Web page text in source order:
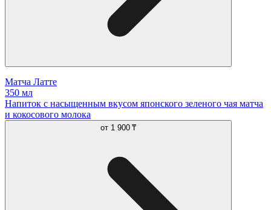
Матча Латте
350 мл
Напиток с насыщенным вкусом японского зеленого чая матча
и кокосового молока
от 1 900 ₸